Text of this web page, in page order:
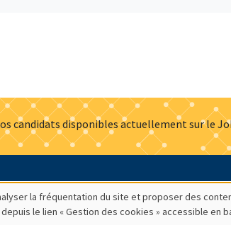
candidats disponibles actuellement sur le
d'emploi Presse Mentions légales
la fréquentation du site et proposer des
le lien « Gestion des cookies » accessible en